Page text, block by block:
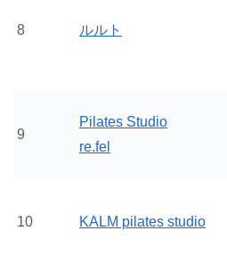
8 ルルト
9
Pilates Studio
re.fel
10 KALM pilates studio